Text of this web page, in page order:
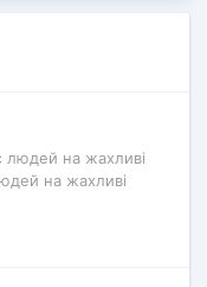
людей на жахливі
на жахливі